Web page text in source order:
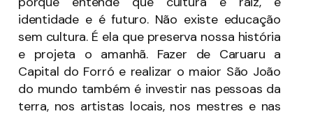
identidade e é futuro. Não existe educação
sem cultura. É ela que preserva nossa história
e projeta o amanhã. Fazer de Caruaru a
Capital do Forró e realizar o maior São João
do mundo também é investir nas pessoas da
terra, nos artistas locais, nos mestres e nas